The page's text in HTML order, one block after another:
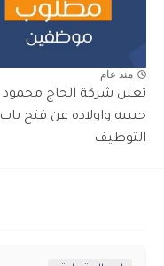
منذ عام
تعلن شركة الحاج محمود
حبيبه واولاده عن فتح باب
التوظيف